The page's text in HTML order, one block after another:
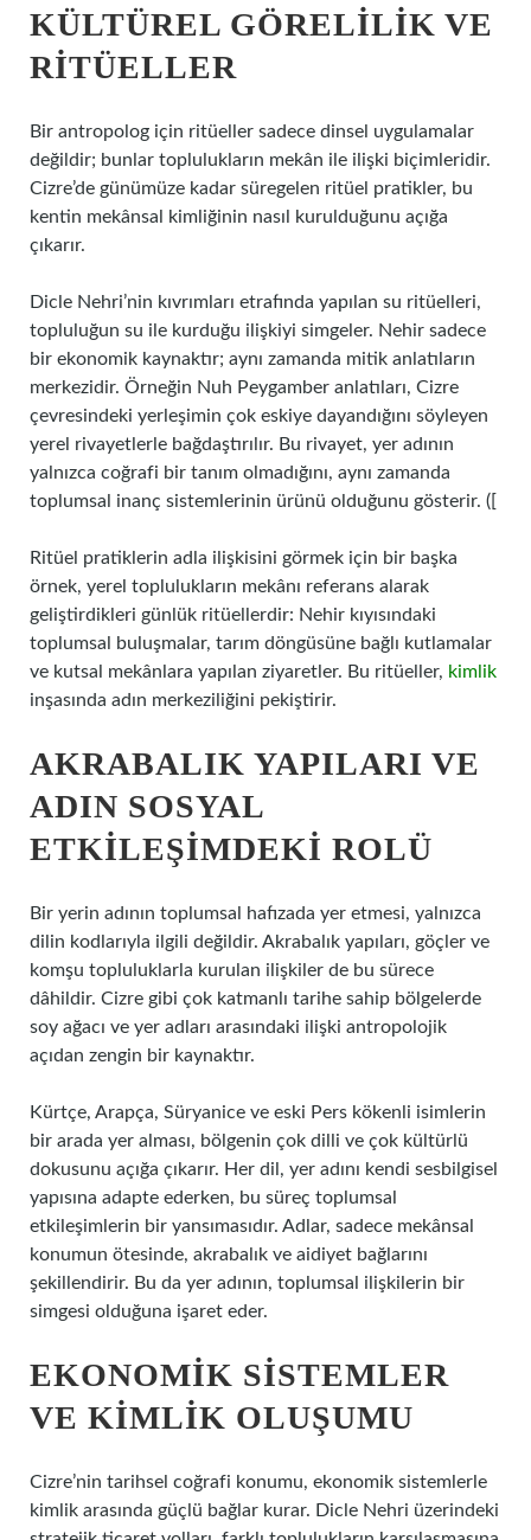
KÜLTÜREL GÖRELILIK VE
RITÜELLER
Bir antropolog için ritüeller sadece dinsel uygulamalar
değildir; bunlar toplulukların mekân ile ilişki biçimleridir.
Cizre’de günümüze kadar süregelen ritüel pratikler, bu
kentin mekânsal kimliğinin nasıl kurulduğunu açığa
çıkarır.
Dicle Nehri’nin kıvrımları etrafında yapılan su ritüelleri,
topluluğun su ile kurduğu ilişkiyi simgeler. Nehir sadece
bir ekonomik kaynaktır; aynı zamanda mitik anlatıların
merkezidir. Örneğin Nuh Peygamber anlatıları, Cizre
çevresindeki yerleşimin çok eskiye dayandığını söyleyen
yerel rivayetlerle bağdaştırılır. Bu rivayet, yer adının
yalnızca coğrafi bir tanım olmadığını, aynı zamanda
toplumsal inanç sistemlerinin ürünü olduğunu gösterir. ([
Ritüel pratiklerin adla ilişkisini görmek için bir başka
örnek, yerel toplulukların mekânı referans alarak
geliştirdikleri günlük ritüellerdir: Nehir kıyısındaki
toplumsal buluşmalar, tarım döngüsüne bağlı kutlamalar
ve kutsal mekânlara yapılan ziyaretler. Bu ritüeller, kimlik
inşasında adın merkeziliğini pekiştirir.
AKRABALIK YAPILARI VE
ADIN SOSYAL
ETKILEŞIMDEKI ROLÜ
Bir yerin adının toplumsal hafızada yer etmesi, yalnızca
dilin kodlarıyla ilgili değildir. Akrabalık yapıları, göçler ve
komşu topluluklarla kurulan ilişkiler de bu sürece
dâhildir. Cizre gibi çok katmanlı tarihe sahip bölgelerde
soy ağacı ve yer adları arasındaki ilişki antropolojik
açıdan zengin bir kaynaktır.
Kürtçe, Arapça, Süryanice ve eski Pers kökenli isimlerin
bir arada yer alması, bölgenin çok dilli ve çok kültürlü
dokusunu açığa çıkarır. Her dil, yer adını kendi sesbilgisel
yapısına adapte ederken, bu süreç toplumsal
etkileşimlerin bir yansımasıdır. Adlar, sadece mekânsal
konumun ötesinde, akrabalık ve aidiyet bağlarını
şekillendirir. Bu da yer adının, toplumsal ilişkilerin bir
simgesi olduğuna işaret eder.
EKONOMIK SISTEMLER
VE KIMLIK OLUŞUMU
Cizre’nin tarihsel coğrafi konumu, ekonomik sistemlerle
kimlik arasında güçlü bağlar kurar. Dicle Nehri üzerindeki